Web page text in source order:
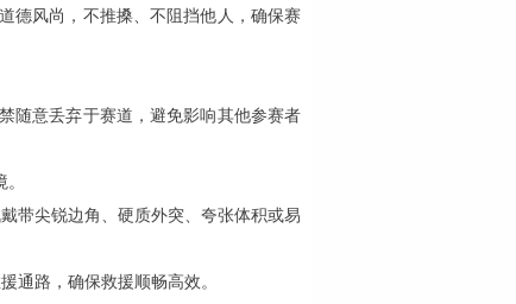
德风尚，不推搡、不阻挡他人，确保赛
随意丢弃于赛道，避免影响其他参赛者
带尖锐边角、硬质外突、夸张体积或易
通路，确保救援顺畅高效。